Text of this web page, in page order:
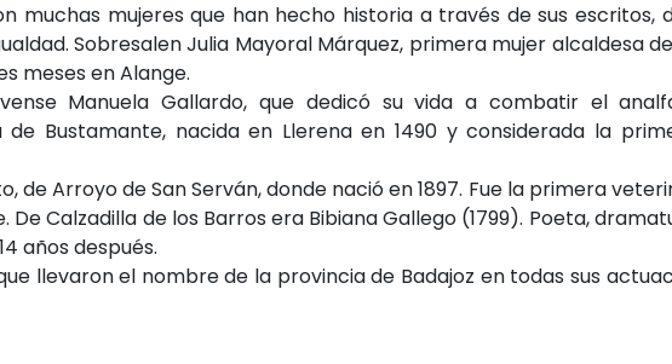
muchas mujeres que han hecho historia a través de sus escritos,
Sobresalen Julia Mayoral Márquez, primera mujer alcaldesa
meses en Alange.
Manuela Gallardo, que dedicó su vida a combatir el
Bustamante, nacida en Llerena en 1490 y considerada la
Arroyo de San Serván, donde nació en 1897. Fue la primera
Calzadilla de los Barros era Bibiana Gallego (1799). Poeta,
años después.
llevaron el nombre de la provincia de Badajoz en todas sus